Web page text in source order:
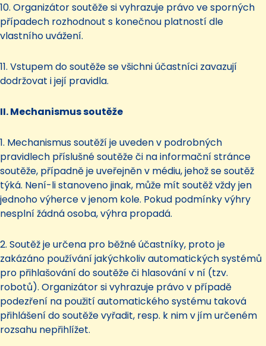
10. Organizátor soutěže si vyhrazuje právo ve sporných
případech rozhodnout s konečnou platností dle
vlastního uvážení.
11. Vstupem do soutěže se všichni účastníci zavazují
dodržovat i její pravidla.
II. Mechanismus soutěže
1. Mechanismus soutěží je uveden v podrobných
pravidlech příslušné soutěže či na informační stránce
soutěže, případně je uveřejněn v médiu, jehož se soutěž
týká. Není-li stanoveno jinak, může mít soutěž vždy jen
jednoho výherce v jenom kole. Pokud podmínky výhry
nesplní žádná osoba, výhra propadá.
2. Soutěž je určena pro běžné účastníky, proto je
zakázáno používání jakýchkoliv automatických systémů
pro přihlašování do soutěže či hlasování v ní (tzv.
robotů). Organizátor si vyhrazuje právo v případě
podezření na použití automatického systému taková
přihlášení do soutěže vyřadit, resp. k nim v jím určeném
rozsahu nepřihlížet.